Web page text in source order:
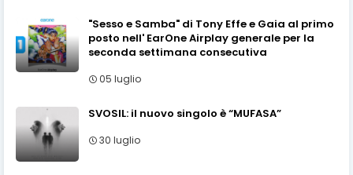
"Sesso e Samba" di Tony Effe e Gaia al primo
posto nell' EarOne Airplay generale per la
seconda settimana consecutiva
05 luglio
SVOSIL: il nuovo singolo è “MUFASA”
30 luglio